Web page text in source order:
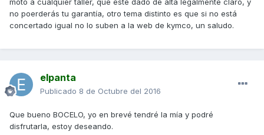
moto a cualquier taller, que esté dado de alta legalmente claro, y
no poerderás tu garantía, otro tema distinto es que si no está
concertado igual no lo suben a la web de kymco, un saludo.
elpanta
Publicado 8 de Octubre del 2016
Que bueno BOCELO, yo en brevé tendré la mía y podré
disfrutarla, estoy deseando.